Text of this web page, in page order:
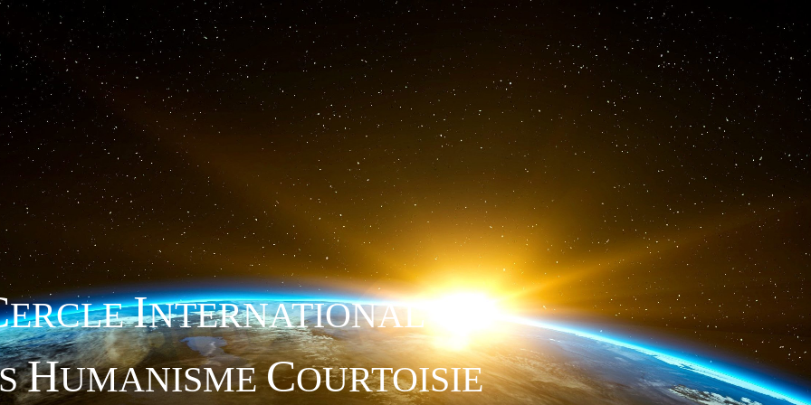
ERCLEINTERNATIONAL
HUMANISMECOURTOISIE